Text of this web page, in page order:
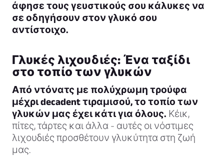
άφησε τους γευστικούς σου κάλυκες να
σε οδηγήσουν στον γλυκό σου
αντίστοιχο.
Γλυκές λιχουδιές: Ένα ταξίδι
στο τοπίο των γλυκών
Από ντόνατς με πολύχρωμη τρούφα
μέχρι decadent τιραμισού, το τοπίο των
γλυκών μας έχει κάτι για όλους. Κέικ,
πίτες, τάρτες και άλλα - αυτές οι νόστιμες
λιχουδιές προσθέτουν γλυκύτητα στη ζωή
μας.